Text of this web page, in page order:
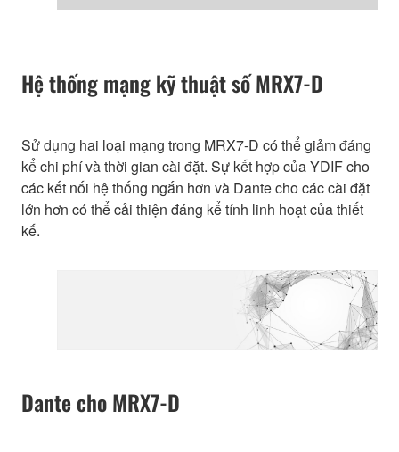
Hệ thống mạng kỹ thuật số MRX7-D
Sử dụng hai loại mạng trong MRX7-D có thể giảm đáng
kể chi phí và thời gian cài đặt. Sự kết hợp của YDIF cho
các kết nối hệ thống ngắn hơn và Dante cho các cài đặt
lớn hơn có thể cải thiện đáng kể tính linh hoạt của thiết
kế.
Dante cho MRX7-D